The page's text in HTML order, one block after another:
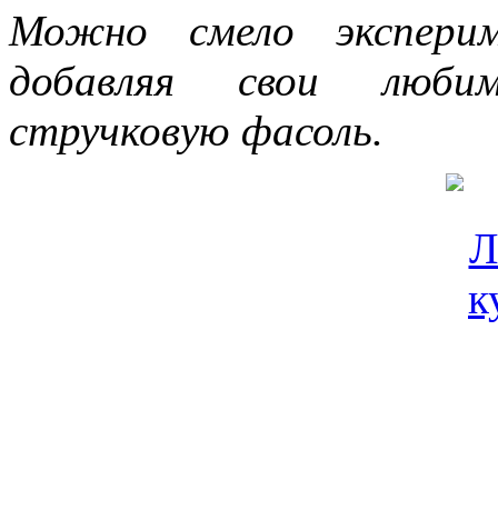
Можно смело
добавляя свои
стручковую фасоль.